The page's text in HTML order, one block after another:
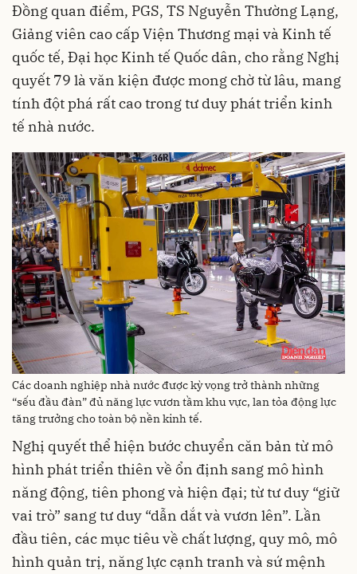
Đồng quan điểm, PGS, TS Nguyễn Thường Lạng,
Giảng viên cao cấp Viện Thương mại và Kinh tế
quốc tế, Đại học Kinh tế Quốc dân, cho rằng Nghị
quyết 79 là văn kiện được mong chờ từ lâu, mang
tính đột phá rất cao trong tư duy phát triển kinh
tế nhà nước.
Các doanh nghiệp nhà nước được kỳ vọng trở thành những
“sếu đầu đàn” đủ năng lực vươn tầm khu vực, lan tỏa động lực
tăng trưởng cho toàn bộ nền kinh tế.
Nghị quyết thể hiện bước chuyển căn bản từ mô
hình phát triển thiên về ổn định sang mô hình
năng động, tiên phong và hiện đại; từ tư duy “giữ
vai trò” sang tư duy “dẫn dắt và vươn lên”. Lần
đầu tiên, các mục tiêu về chất lượng, quy mô, mô
hình quản trị, năng lực cạnh tranh và sứ mệnh